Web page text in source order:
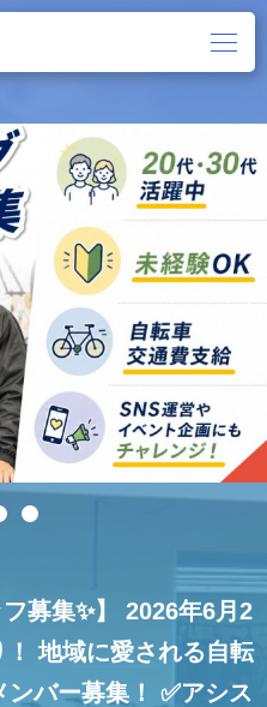
募集✨】
2026年6月2
地域に愛される自転
バー募集！
✅アシス